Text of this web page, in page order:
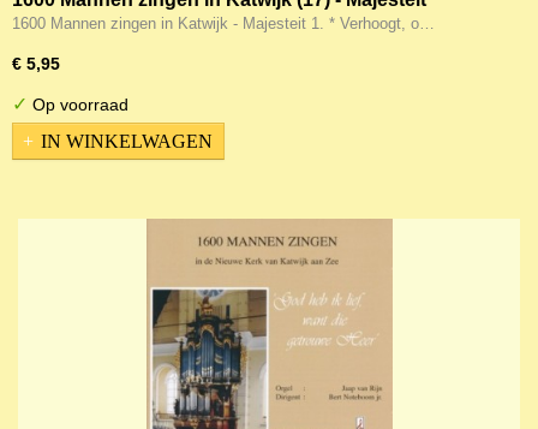
1600 Mannen zingen in Katwijk - Majesteit 1. * Verhoogt, o…
€ 5,95
✓ Op voorraad
IN WINKELWAGEN